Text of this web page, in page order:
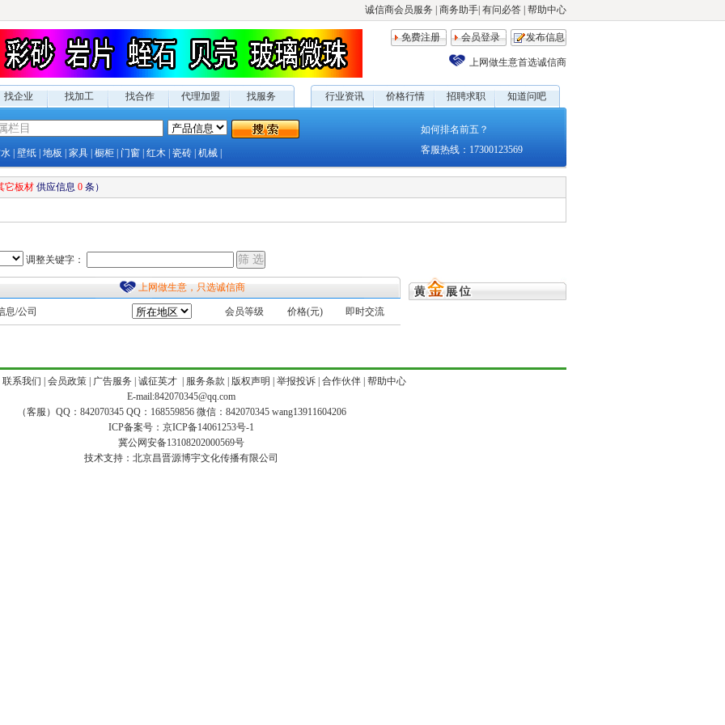
诚信商会员服务 商务助手 有问必答 帮助中心
免费注册 会员登录 发布信息
上网做生意首选诚信商
找企业 找加工 找合作 代理加盟 找服务 行业资讯 价格行情 招聘求职 知道问吧
壁纸 地板 家具 橱柜 门窗 红木 瓷砖 机械
如何排名前五？
客服热线：17300123569
它板材 供应信息 0 条）
调整关键字：
上网做生意，只选诚信商
息/公司 会员等级 价格(元) 即时交流
联系我们 会员政策| 广告服务 诚征英才 服务条款 版权声明 举报投诉| 合作伙伴| 帮助中心
E-mail:842070345@qq.com
（客服）QQ：842070345 QQ：168559856 微信：842070345 wang13911604206
ICP备案号： 京ICP备14061253号-1
冀公网安备13108202000569号
技术支持： 北京昌晋源博宇文化传播有限公司